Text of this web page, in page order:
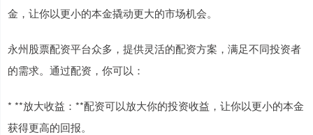
金，让你以更小的本金撬动更大的市场机会。
永州股票配资平台众多，提供灵活的配资方案，满足不同投资者
的需求。通过配资，你可以：
* **放大收益：**配资可以放大你的投资收益，让你以更小的本金
获得更高的回报。